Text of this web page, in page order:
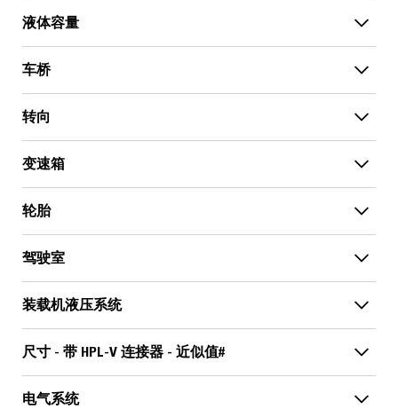
液体容量
车桥
转向
变速箱
轮胎
驾驶室
装载机液压系统
尺寸 - 带 HPL-V 连接器 - 近似值#
电气系统